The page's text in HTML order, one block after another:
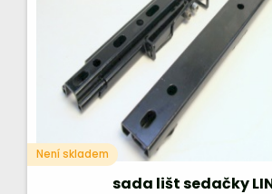
Není skladem
sada lišt sedačky